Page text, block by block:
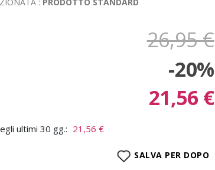
26,95 €
-20%
21,56 €
ultimi 30 gg.: 21,56 €
SALVA PER DOPO